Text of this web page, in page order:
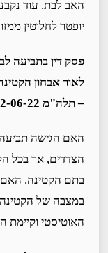
יופטר לחלוטין
פסק דין בתביעה
– תלה"מ 48372-06-22) –
האם הגישה תביעה
הצדדים, אך בכל
בתם הקטינה. האם
במצבה של
האוטיסטי וקיימת